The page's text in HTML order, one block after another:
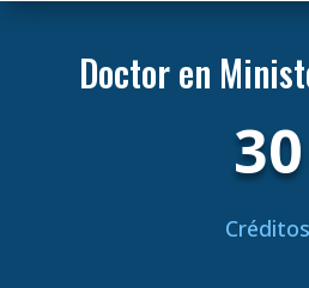
Doctor en
30
Créditos